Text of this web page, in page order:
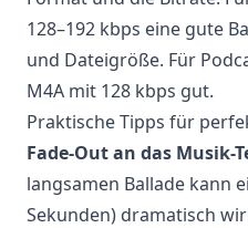
128–192 kbps eine gute
und Dateigröße. Für
M4A mit 128 kbps gut.
Praktische Tipps für
Fade-Out an das Musik-
langsamen Ballade kann
Sekunden) dramatisch